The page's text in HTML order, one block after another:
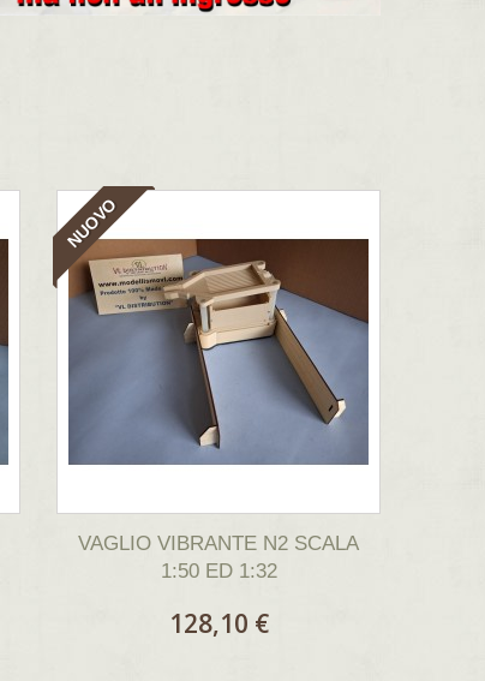
NUOVO
VAGLIO VIBRANTE N2 SCALA
1:50 ED 1:32
128,10 €